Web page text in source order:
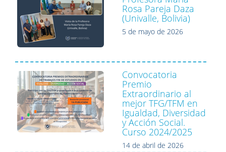
Rosa Pareja Daza
(Univalle, Bolivia)
5 de mayo de 2026
Convocatoria
Premio
Extraordinario al
mejor TFG/TFM en
Igualdad, Diversidad
y Acción Social.
Curso 2024/2025
14 de abril de 2026